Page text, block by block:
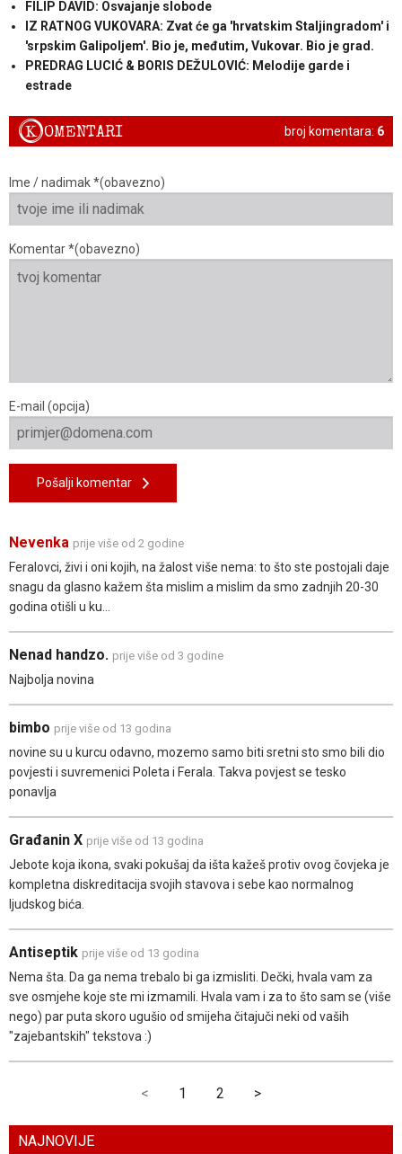
FILIP DAVID: Osvajanje slobode
IZ RATNOG VUKOVARA: Zvat će ga 'hrvatskim Staljingradom' i
'srpskim Galipoljem'. Bio je, međutim, Vukovar. Bio je grad.
PREDRAG LUCIĆ & BORIS DEŽULOVIĆ: Melodije garde i
estrade
broj komentara: 6
KOMENTARI
Ime / nadimak *(obavezno)
Komentar *(obavezno)
E-mail (opcija)
Pošalji komentar
Nevenka prije više od 2 godine
Feralovci, živi i oni kojih, na žalost više nema: to što ste postojali daje
snagu da glasno kažem šta mislim a mislim da smo zadnjih 20-30
godina otišli u ku...
Nenad handzo. prije više od 3 godine
Najbolja novina
bimbo prije više od 13 godina
novine su u kurcu odavno, mozemo samo biti sretni sto smo bili dio
povjesti i suvremenici Poleta i Ferala. Takva povjest se tesko
ponavlja
Građanin X prije više od 13 godina
Jebote koja ikona, svaki pokušaj da išta kažeš protiv ovog čovjeka je
kompletna diskreditacija svojih stavova i sebe kao normalnog
ljudskog bića.
Antiseptik prije više od 13 godina
Nema šta. Da ga nema trebalo bi ga izmisliti. Dečki, hvala vam za
sve osmjehe koje ste mi izmamili. Hvala vam i za to što sam se (više
nego) par puta skoro ugušio od smijeha čitajuči neki od vaših
"zajebantskih" tekstova :)
< 1 2 >
NAJNOVIJE